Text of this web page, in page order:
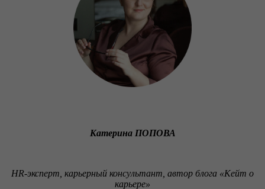
Катерина ПОПОВА
HR-эксперт, карьерный консультант, автор блога «Кейт о
карьере»